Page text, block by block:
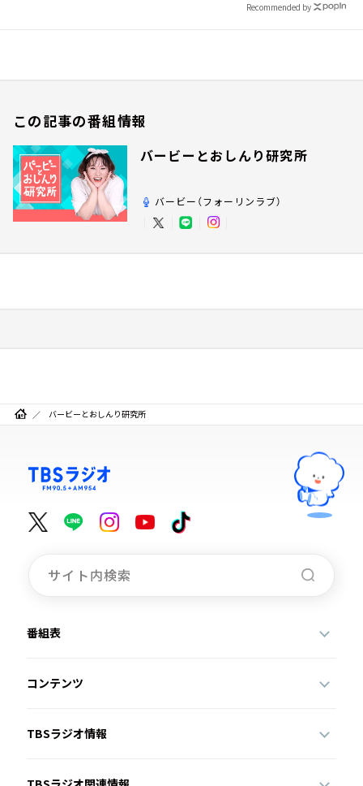
Recommended by
この記事の番組情報
バービーとおしんり研究所
バービー（フォーリンラブ）
バービーとおしんり研究所
番組表
コンテンツ
TBSラジオ情報